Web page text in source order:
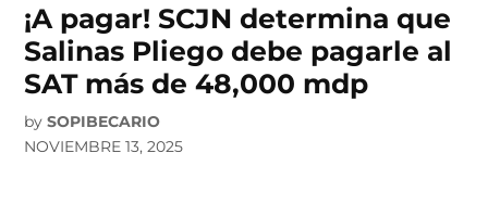
¡A pagar! SCJN determina que
Salinas Pliego debe pagarle al
SAT más de 48,000 mdp
by SOPIBECARIO
NOVIEMBRE 13, 2025